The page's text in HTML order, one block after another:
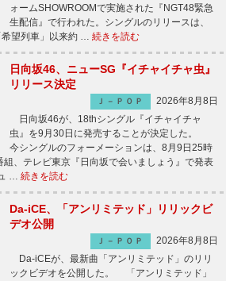
ォームSHOWROOMで実施された『NGT48緊急
生配信』で行われた。シングルのリリースは、
望列車」以来約 … 続きを読む
日向坂46、ニューSG『イチャイチャ虫』
リリース決定
Ｊ－ＰＯＰ
2026年8月8日
日向坂46が、18thシングル『イチャイチャ
虫』を9月30日に発売することが決定した。
今シングルのフォーメーションは、8月9日25時
、テレビ東京『日向坂で会いましょう』で発表
… 続きを読む
Da-iCE、「アンリミテッド」リリックビ
デオ公開
Ｊ－ＰＯＰ
2026年8月8日
Da-iCEが、最新曲「アンリミテッド」のリリ
ックビデオを公開した。 「アンリミテッド」